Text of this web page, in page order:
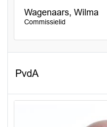
Wagenaars, Wilma
Commissielid
PvdA